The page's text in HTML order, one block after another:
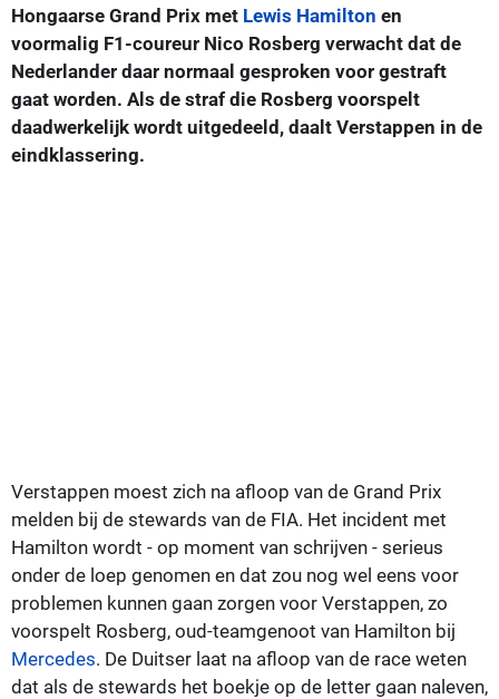
Hongaarse Grand Prix met Lewis Hamilton en
voormalig F1-coureur Nico Rosberg verwacht dat de
Nederlander daar normaal gesproken voor gestraft
gaat worden. Als de straf die Rosberg voorspelt
daadwerkelijk wordt uitgedeeld, daalt Verstappen in de
eindklassering.
Verstappen moest zich na afloop van de Grand Prix
melden bij de stewards van de FIA. Het incident met
Hamilton wordt - op moment van schrijven - serieus
onder de loep genomen en dat zou nog wel eens voor
problemen kunnen gaan zorgen voor Verstappen, zo
voorspelt Rosberg, oud-teamgenoot van Hamilton bij
Mercedes. De Duitser laat na afloop van de race weten
dat als de stewards het boekje op de letter gaan naleven,